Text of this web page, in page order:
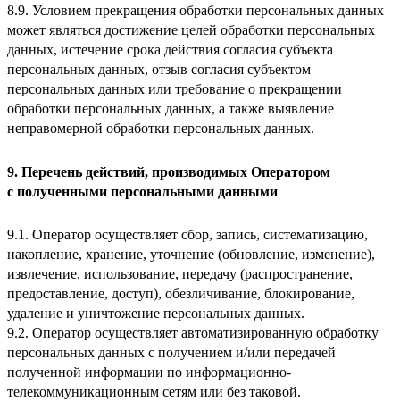
8.9. Условием прекращения обработки персональных данных
может являться достижение целей обработки персональных
данных, истечение срока действия согласия субъекта
персональных данных, отзыв согласия субъектом
персональных данных или требование о прекращении
обработки персональных данных, а также выявление
неправомерной обработки персональных данных.
9. Перечень действий, производимых Оператором
с полученными персональными данными
9.1. Оператор осуществляет сбор, запись, систематизацию,
накопление, хранение, уточнение (обновление, изменение),
извлечение, использование, передачу (распространение,
предоставление, доступ), обезличивание, блокирование,
удаление и уничтожение персональных данных.
9.2. Оператор осуществляет автоматизированную обработку
персональных данных с получением и/или передачей
полученной информации по информационно-
телекоммуникационным сетям или без таковой.